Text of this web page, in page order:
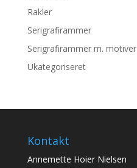
Rakler
Serigrafirammer
Serigrafirammer m. motiver
Ukategoriseret
Kontakt
Annemette Hoier Nielsen